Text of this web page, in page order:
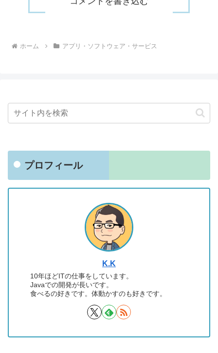
ホーム アプリ・ソフトウェア・サービス
プロフィール
K.K
10年ほどITの仕事をしています。
Javaでの開発が長いです。
食べるの好きです。体動かすのも好きです。